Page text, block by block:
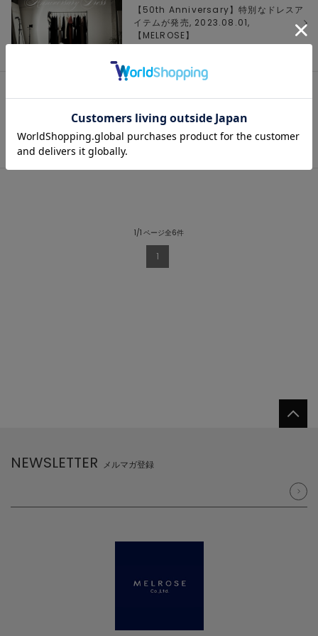
【50th Anniversary】特別なドレスア
イテムが発売, 2023.08.01,
【 MELROSE】
WEEKLY RANKING Aug.Vol.1,
2023.08.01, 【MELROSE】
1/1 ページ全6件
1
NEWSLETTER メルマガ登録